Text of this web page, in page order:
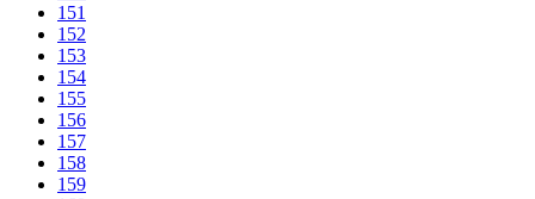
151
152
153
154
155
156
157
158
159